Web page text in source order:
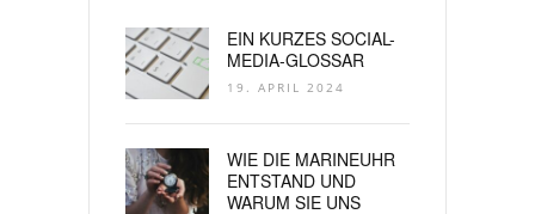
EIN KURZES SOCIAL-
MEDIA-GLOSSAR
19. APRIL 2024
WIE DIE MARINEUHR
ENTSTAND UND
WARUM SIE UNS